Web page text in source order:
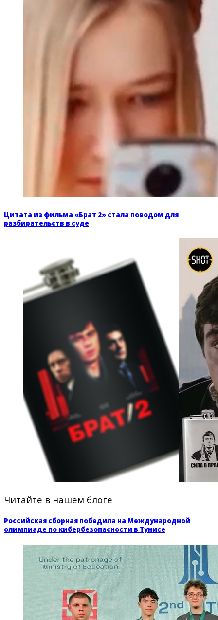
Цитата из фильма «Брат 2» стала поводом для
разбирательств в суде
Читайте в нашем блоге
Российская сборная победила на Международной
олимпиаде по кибербезопасности в Тунисе